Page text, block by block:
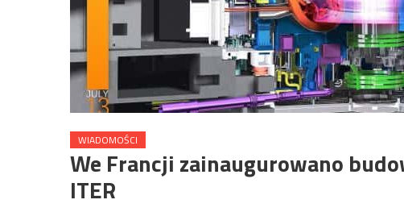
WIADOMOŚCI
We Francji zainaugurowano
ITER